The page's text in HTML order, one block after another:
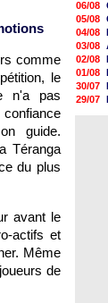
comme
le
n'a pas
guide.
Téranga
du plus
avant le
actifs et
Même
de
06/08
05/08
04/08
03/08
02/08
01/08
30/07
29/07